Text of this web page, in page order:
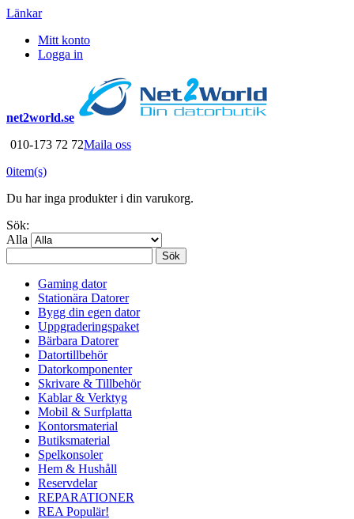
Länkar
Mitt konto
Logga in
net2world.se
010-173 72 72Maila oss
0item(s)
Du har inga produkter i din varukorg.
Sök:
Alla
Sök
Gaming dator
Stationära Datorer
Bygg din egen dator
Uppgraderingspaket
Bärbara Datorer
Datortillbehör
Datorkomponenter
Skrivare & Tillbehör
Kablar & Verktyg
Mobil & Surfplatta
Kontorsmaterial
Butiksmaterial
Spelkonsoler
Hem & Hushåll
Reservdelar
REPARATIONER
REA Populär!